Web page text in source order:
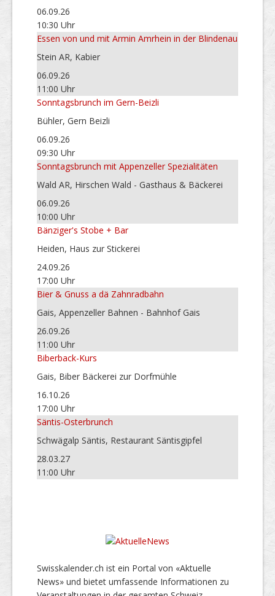
06.09.26
10:30 Uhr
Essen von und mit Armin Amrhein in der Blindenau
Stein AR, Kabier
06.09.26
11:00 Uhr
Sonntagsbrunch im Gern-Beizli
Bühler, Gern Beizli
06.09.26
09:30 Uhr
Sonntagsbrunch mit Appenzeller Spezialitäten
Wald AR, Hirschen Wald - Gasthaus & Bäckerei
06.09.26
10:00 Uhr
Bänziger's Stobe + Bar
Heiden, Haus zur Stickerei
24.09.26
17:00 Uhr
Bier & Gnuss a dä Zahnradbahn
Gais, Appenzeller Bahnen - Bahnhof Gais
26.09.26
11:00 Uhr
Biberback-Kurs
Gais, Biber Bäckerei zur Dorfmühle
16.10.26
17:00 Uhr
Säntis-Osterbrunch
Schwägalp Säntis, Restaurant Säntisgipfel
28.03.27
11:00 Uhr
Swisskalender.ch ist ein Portal von «Aktuelle
News» und bietet umfassende Informationen zu